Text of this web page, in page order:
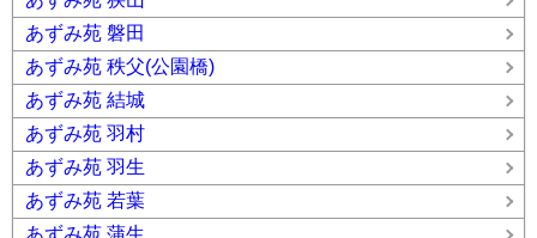
あずみ苑 磐田
あずみ苑 秩父(公園橋)
あずみ苑 結城
あずみ苑 羽村
あずみ苑 羽生
あずみ苑 若葉